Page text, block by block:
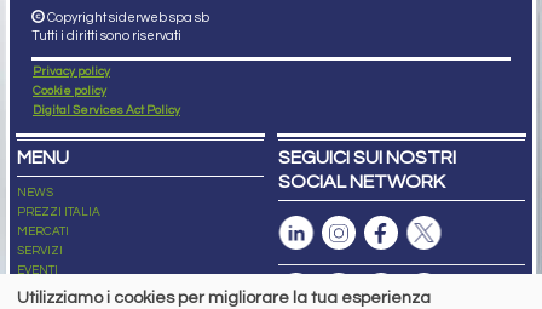
Copyright siderweb spa sb
Tutti i diritti sono riservati
Privacy policy
Cookie policy
Digital Services Act Policy
MENU
NEWS
PREZZI ITALIA
MERCATI
SERVIZI
EVENTI
ABBONAMENTI
SEGUICI SUI NOSTRI
SOCIAL NETWORK
Utilizziamo i cookies per migliorare la tua esperienza